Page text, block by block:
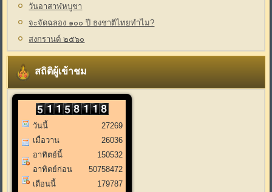
วันอาสาฬหบูชา
จะจัดฉลอง ๑๐๐ ปี ธงชาติไทยทำไม?
สงกรานต์ ๒๕๖๐
สถิติผู้เข้าชม
วันนี้
เมื่อวาน
อาทิตย์นี้
อาทิตย์ก่อน
เดือนนี้
27269
26036
150532
50758472
179787